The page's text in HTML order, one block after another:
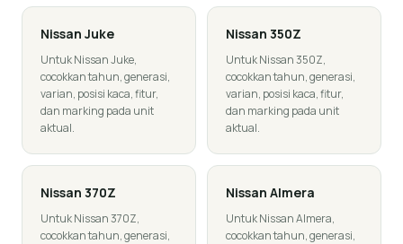
Nissan Juke
Untuk Nissan Juke,
cocokkan tahun, generasi,
varian, posisi kaca, fitur,
dan marking pada unit
aktual.
Nissan 350Z
Untuk Nissan 350Z,
cocokkan tahun, generasi,
varian, posisi kaca, fitur,
dan marking pada unit
aktual.
Nissan 370Z
Untuk Nissan 370Z,
cocokkan tahun, generasi,
Nissan Almera
Untuk Nissan Almera,
cocokkan tahun, generasi,